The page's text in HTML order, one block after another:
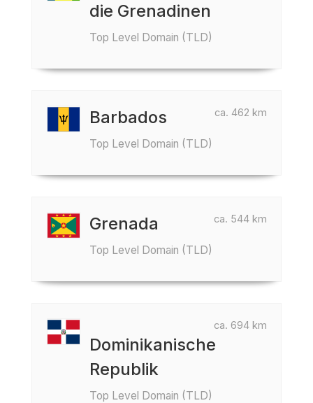
die Grenadinen
Top Level Domain (TLD)
ca. 462 km
Barbados
Top Level Domain (TLD)
ca. 544 km
Grenada
Top Level Domain (TLD)
ca. 694 km
Dominikanische
Republik
Top Level Domain (TLD)